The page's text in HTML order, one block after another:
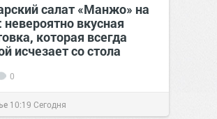
салат «Манжо» на
невероятно вкусная
которая всегда
исчезает со стола
0
10:19 Сегодня